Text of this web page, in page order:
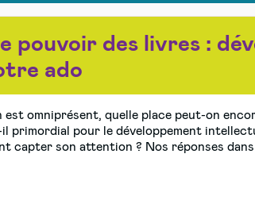
pouvoir des livres :
ado
est omniprésent, quelle place peut-on
primordial pour le développement
capter son attention ? Nos réponses